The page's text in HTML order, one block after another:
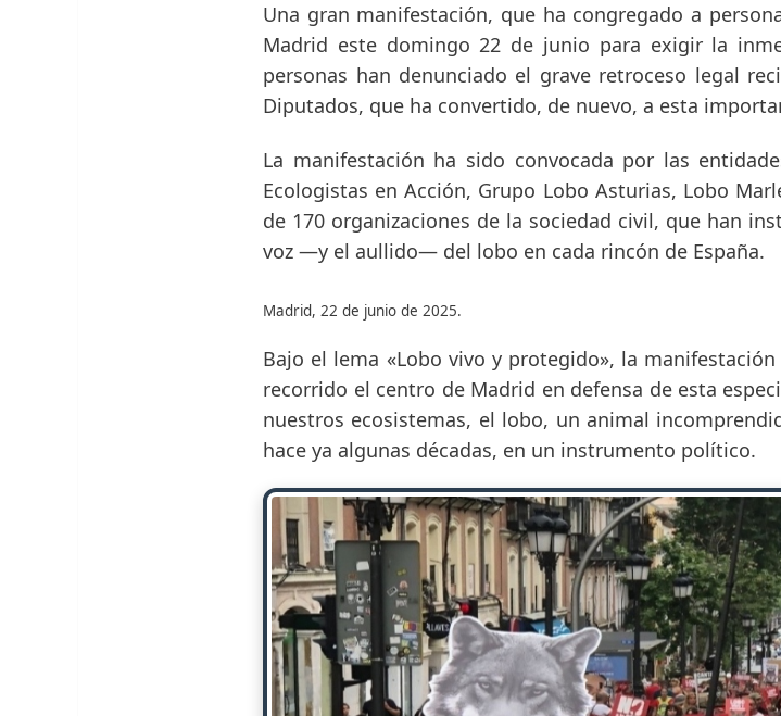
Una gran manifestación, que ha congregado a
Madrid este domingo 22 de junio para exigir la
personas han denunciado el grave retroceso legal
Diputados, que ha convertido, de nuevo, a esta
La manifestación ha sido convocada por las
Ecologistas en Acción, Grupo Lobo Asturias, Lobo
de 170 organizaciones de la sociedad civil, que han
voz —y el aullido— del lobo en cada rincón de España.
Madrid, 22 de junio de 2025.
Bajo el lema «Lobo vivo y protegido», la
recorrido el centro de Madrid en defensa de esta
nuestros ecosistemas, el lobo, un animal
hace ya algunas décadas, en un instrumento político.